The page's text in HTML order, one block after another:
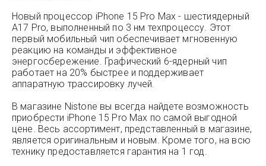
Новый процессор iPhone 15 Pro Max - шестиядерный
A17 Pro, выполненный по 3 нм техпроцессу. Этот
первый мобильный чип обеспечивает мгновенную
реакцию на команды и эффективное
энергосбережение. Графический 6-ядерный чип
работает на 20% быстрее и поддерживает
аппаратную трассировку лучей.
В магазине Nistone вы всегда найдете возможность
приобрести iPhone 15 Pro Max по самой выгодной
цене. Весь ассортимент, представленный в магазине,
является оригинальным и новым. Кроме того, на всю
технику предоставляется гарантия на 1 год.